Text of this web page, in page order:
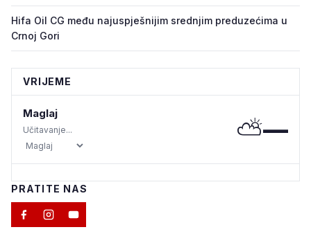
Hifa Oil CG među najuspješnijim srednjim preduzećima u
Crnoj Gori
VRIJEME
Maglaj
Učitavanje... ⛅—
PRATITE NAS